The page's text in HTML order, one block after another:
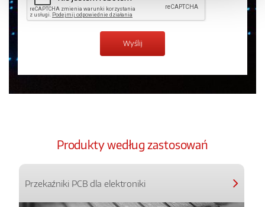
Produkty według zastosowań
Przekaźniki PCB dla elektroniki